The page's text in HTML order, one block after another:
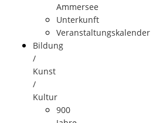
Ammersee
Unterkunft
Veranstaltungskalender
Bildung
/
Kunst
/
Kultur
900